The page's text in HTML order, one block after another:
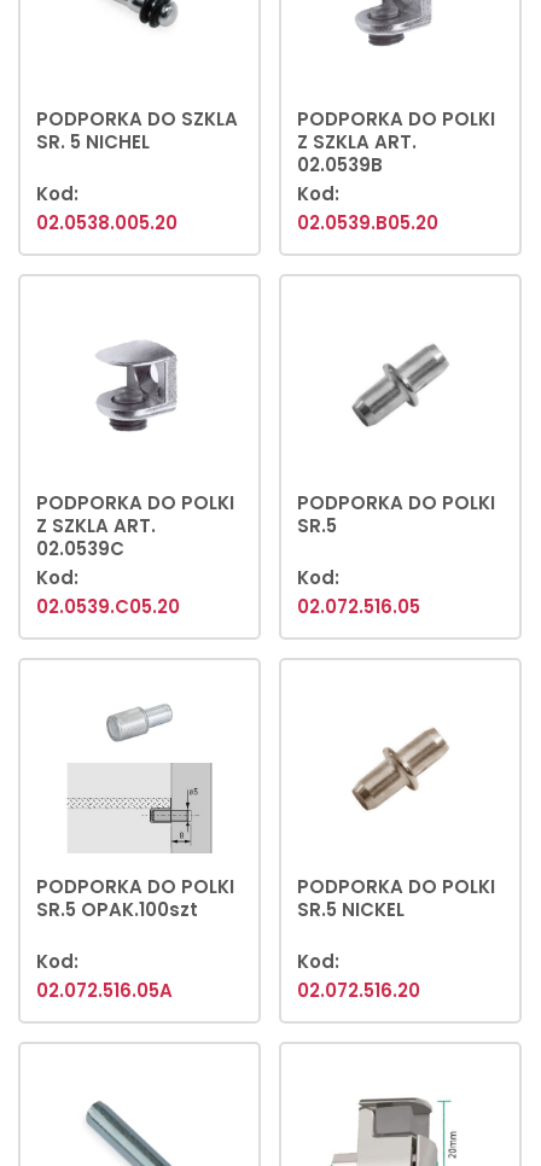
PODPORKA DO SZKLA
SR. 5 NICHEL
Kod:
02.0538.005.20
PODPORKA DO POLKI
Z SZKLA ART.
02.0539B
Kod:
02.0539.B05.20
PODPORKA DO POLKI
Z SZKLA ART.
02.0539C
Kod:
02.0539.C05.20
PODPORKA DO POLKI
SR.5
Kod:
02.072.516.05
PODPORKA DO POLKI
SR.5 OPAK.100szt
Kod:
02.072.516.05A
PODPORKA DO POLKI
SR.5 NICKEL
Kod:
02.072.516.20